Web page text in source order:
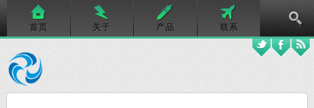
首页 关于 产品 联系